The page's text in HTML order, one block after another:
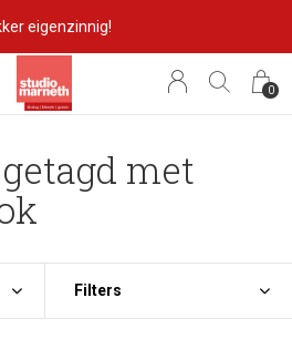
0
eigenzinnig!
met
Filters